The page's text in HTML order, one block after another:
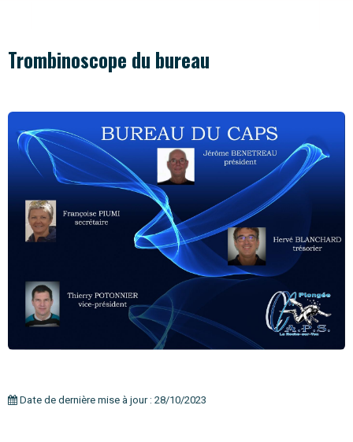
Trombinoscope du bureau
Date de dernière mise à jour : 28/10/2023